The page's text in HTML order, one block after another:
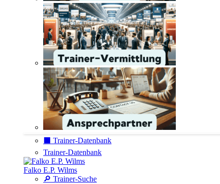
⬛️ Trainer-Datenbank
Trainer-Datenbank
Falko E.P. Wilms
🔎 Trainer-Suche